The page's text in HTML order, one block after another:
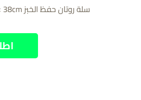
سلة روتان حفظ الخبز 33cm × 38cm